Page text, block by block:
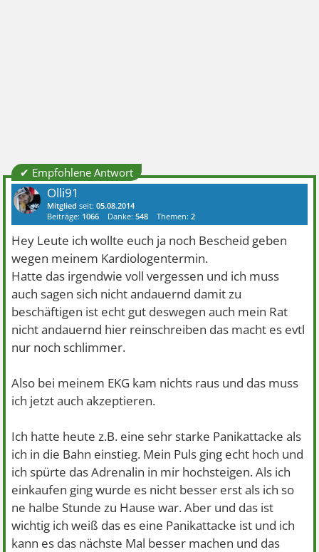
✔ Empfohlene Antwort
Olli91
Mitglied seit:05.08.2014
Beiträge: 1066 Danke:548 Themen:2
Hey Leute ich wollte euch ja noch Bescheid geben
wegen meinem Kardiologentermin.
Hatte das irgendwie voll vergessen und ich muss
auch sagen sich nicht andauernd damit zu
beschäftigen ist echt gut deswegen auch mein Rat
nicht andauernd hier reinschreiben das macht es evtl
nur noch schlimmer.
Also bei meinem EKG kam nichts raus und das muss
ich jetzt auch akzeptieren.
Ich hatte heute z.B. eine sehr starke Panikattacke als
ich in die Bahn einstieg. Mein Puls ging echt hoch und
ich spürte das Adrenalin in mir hochsteigen. Als ich
einkaufen ging wurde es nicht besser erst als ich so
ne halbe Stunde zu Hause war. Aber und das ist
wichtig ich weiß das es eine Panikattacke ist und ich
kann es das nächste Mal besser machen und das